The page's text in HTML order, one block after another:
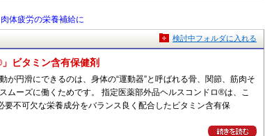
体疲労の栄養補給に
ビタミン含有保健剤
が円滑にできるのは、身体の“運動器”と呼ばれる骨、関節、筋肉そ
ムーズに働くためです。 指定医薬部外品ヘルスコンドロ®は、こ
要不可欠な栄養成分をバランス良く配合したビタミン含有保
検討中フォルダに入れる